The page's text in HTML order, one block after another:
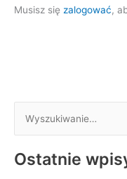
Musisz się zalogować,
u
Ostatnie